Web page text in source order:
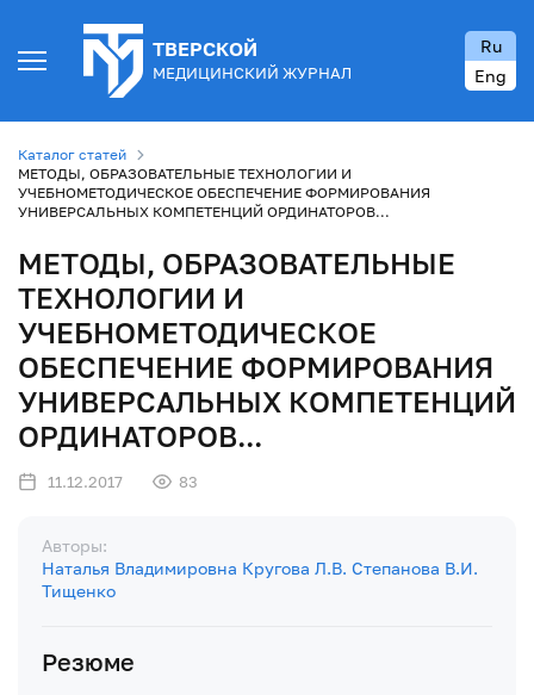
ТВЕРСКОЙ
МЕДИЦИНСКИЙ ЖУРНАЛ
Ru
Eng
Каталог статей
МЕТОДЫ, ОБРАЗОВАТЕЛЬНЫЕ ТЕХНОЛОГИИ И
УЧЕБНОМЕТОДИЧЕСКОЕ ОБЕСПЕЧЕНИЕ ФОРМИРОВАНИЯ
УНИВЕРСАЛЬНЫХ КОМПЕТЕНЦИЙ ОРДИНАТОРОВ...
МЕТОДЫ, ОБРАЗОВАТЕЛЬНЫЕ
ТЕХНОЛОГИИ И
УЧЕБНОМЕТОДИЧЕСКОЕ
ОБЕСПЕЧЕНИЕ ФОРМИРОВАНИЯ
УНИВЕРСАЛЬНЫХ КОМПЕТЕНЦИЙ
ОРДИНАТОРОВ...
11.12.2017 83
Авторы:
Наталья Владимировна Кругова Л.В. Степанова В.И.
Тищенко
Резюме